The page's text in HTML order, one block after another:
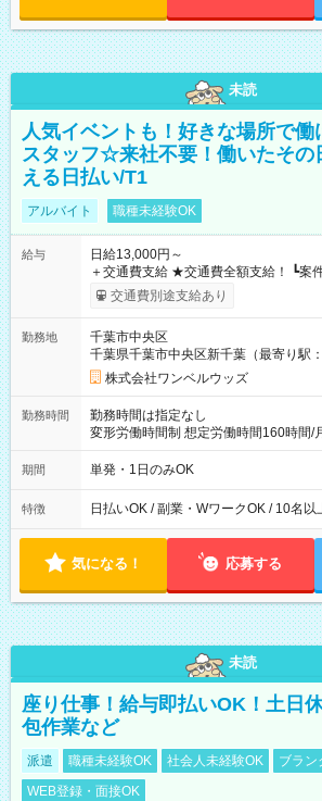
未読
人気イベントも！好きな場所で働
スタッフ☆来社不要！働いたその
える日払い/T1
アルバイト 職種未経験OK
給与
日給13,000円～
＋交通費支給 ★交通費全額支給！ ┗案件により規定あり ★日払
いOK！（規定あり） ┗働いたその日に
ンビニATMから 日払い分を引き落とせます！ 【試用
交通費別途支給あり
勤務地
千葉市中央区
千葉県千葉市中央区新千葉（最寄り駅：
株式会社ワンベルウッズ
勤務時間
勤務時間は指定なし
変形労働時間制 想定労働時間160時間/月 【シフト例】 ・10
00～20：00
期間 単発・1日のみOK
特徴 日払いOK / 副業・WワークOK / 10名以
気になる！ 応募する
未読
座り仕事！給与即払いOK！土日
包作業など
派遣 職種未経験OK 社会人未経験OK
ブラン
WEB登録・面接OK